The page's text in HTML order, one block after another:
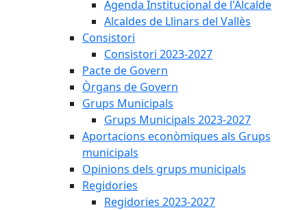
Agenda Institucional de l'Alcalde
Alcaldes de Llinars del Vallès
Consistori
Consistori 2023-2027
Pacte de Govern
Òrgans de Govern
Grups Municipals
Grups Municipals 2023-2027
Aportacions econòmiques als Grups
municipals
Opinions dels grups municipals
Regidories
Regidories 2023-2027